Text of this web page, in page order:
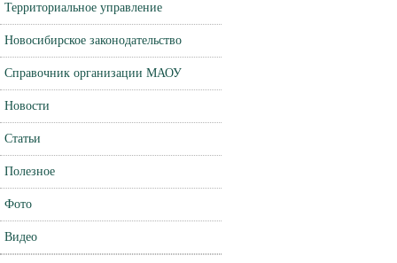
Территориальное управление
Новосибирское законодательство
Справочник организации МАОУ
Новости
Статьи
Полезное
Фото
Видео